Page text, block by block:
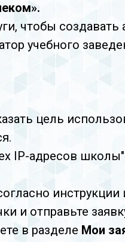
чтобы
учебного
цель
IP-адресов
и отправьте
в разделе Мои